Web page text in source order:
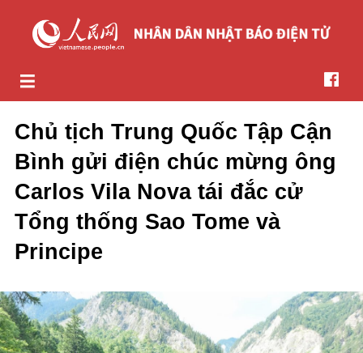
Chủ tịch Trung Quốc Tập Cận
Bình gửi điện chúc mừng ông
Carlos Vila Nova tái đắc cử
Tổng thống Sao Tome và
Principe